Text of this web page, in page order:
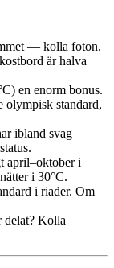
— kolla foton.
är halva
en enorm bonus.
standard,
ibland svag
april–oktober i
i 30°C.
i riader. Om
delat? Kolla